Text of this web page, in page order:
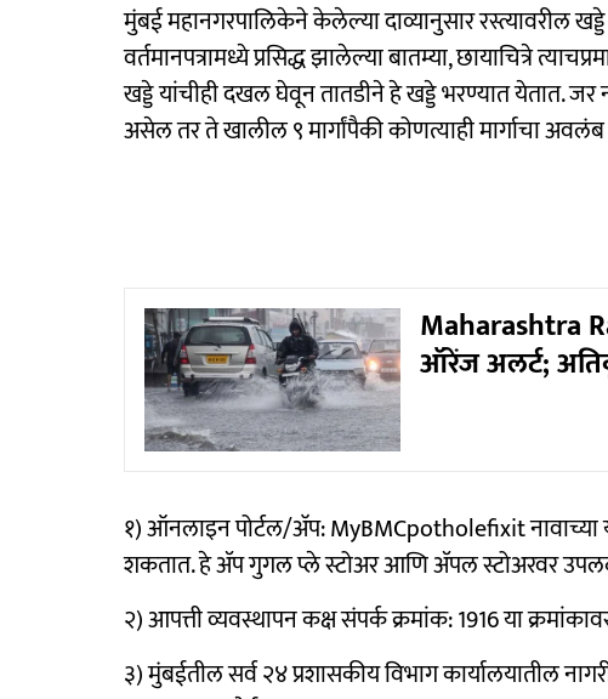
मुंबई महानगरपालिकेने केलेल्या दाव्यानुसार रस्त्यावरील
वर्तमानपत्रामध्ये प्रसिद्ध झालेल्या बातम्या, छायाचित्रे
खड्डे यांचीही दखल घेवून तातडीने हे खड्डे भरण्यात येतात. जर
असेल तर ते खालील ९ मार्गांपैकी कोणत्याही मार्गाचा
Maharashtra
ऑरेंज अलर्ट;
१) ऑनलाइन पोर्टल/अ‍ॅप: MyBMCpotholefixit नावाच्या
शकतात. हे ॲप गुगल प्ले स्टोअर आणि ॲपल स्टोअरवर
२) आपत्ती व्यवस्थापन कक्ष संपर्क क्रमांक: 1916 या
३) मुंबईतील सर्व २४ प्रशासकीय विभाग कार्यालयातील